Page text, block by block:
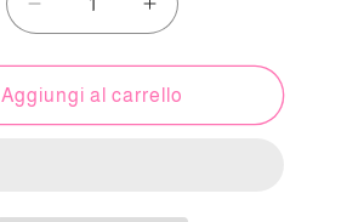
Diminuisci
quantità
per
Abito
Denim
Aumenta
quantità
per
Abito
Denim
Aggiungi al carrello